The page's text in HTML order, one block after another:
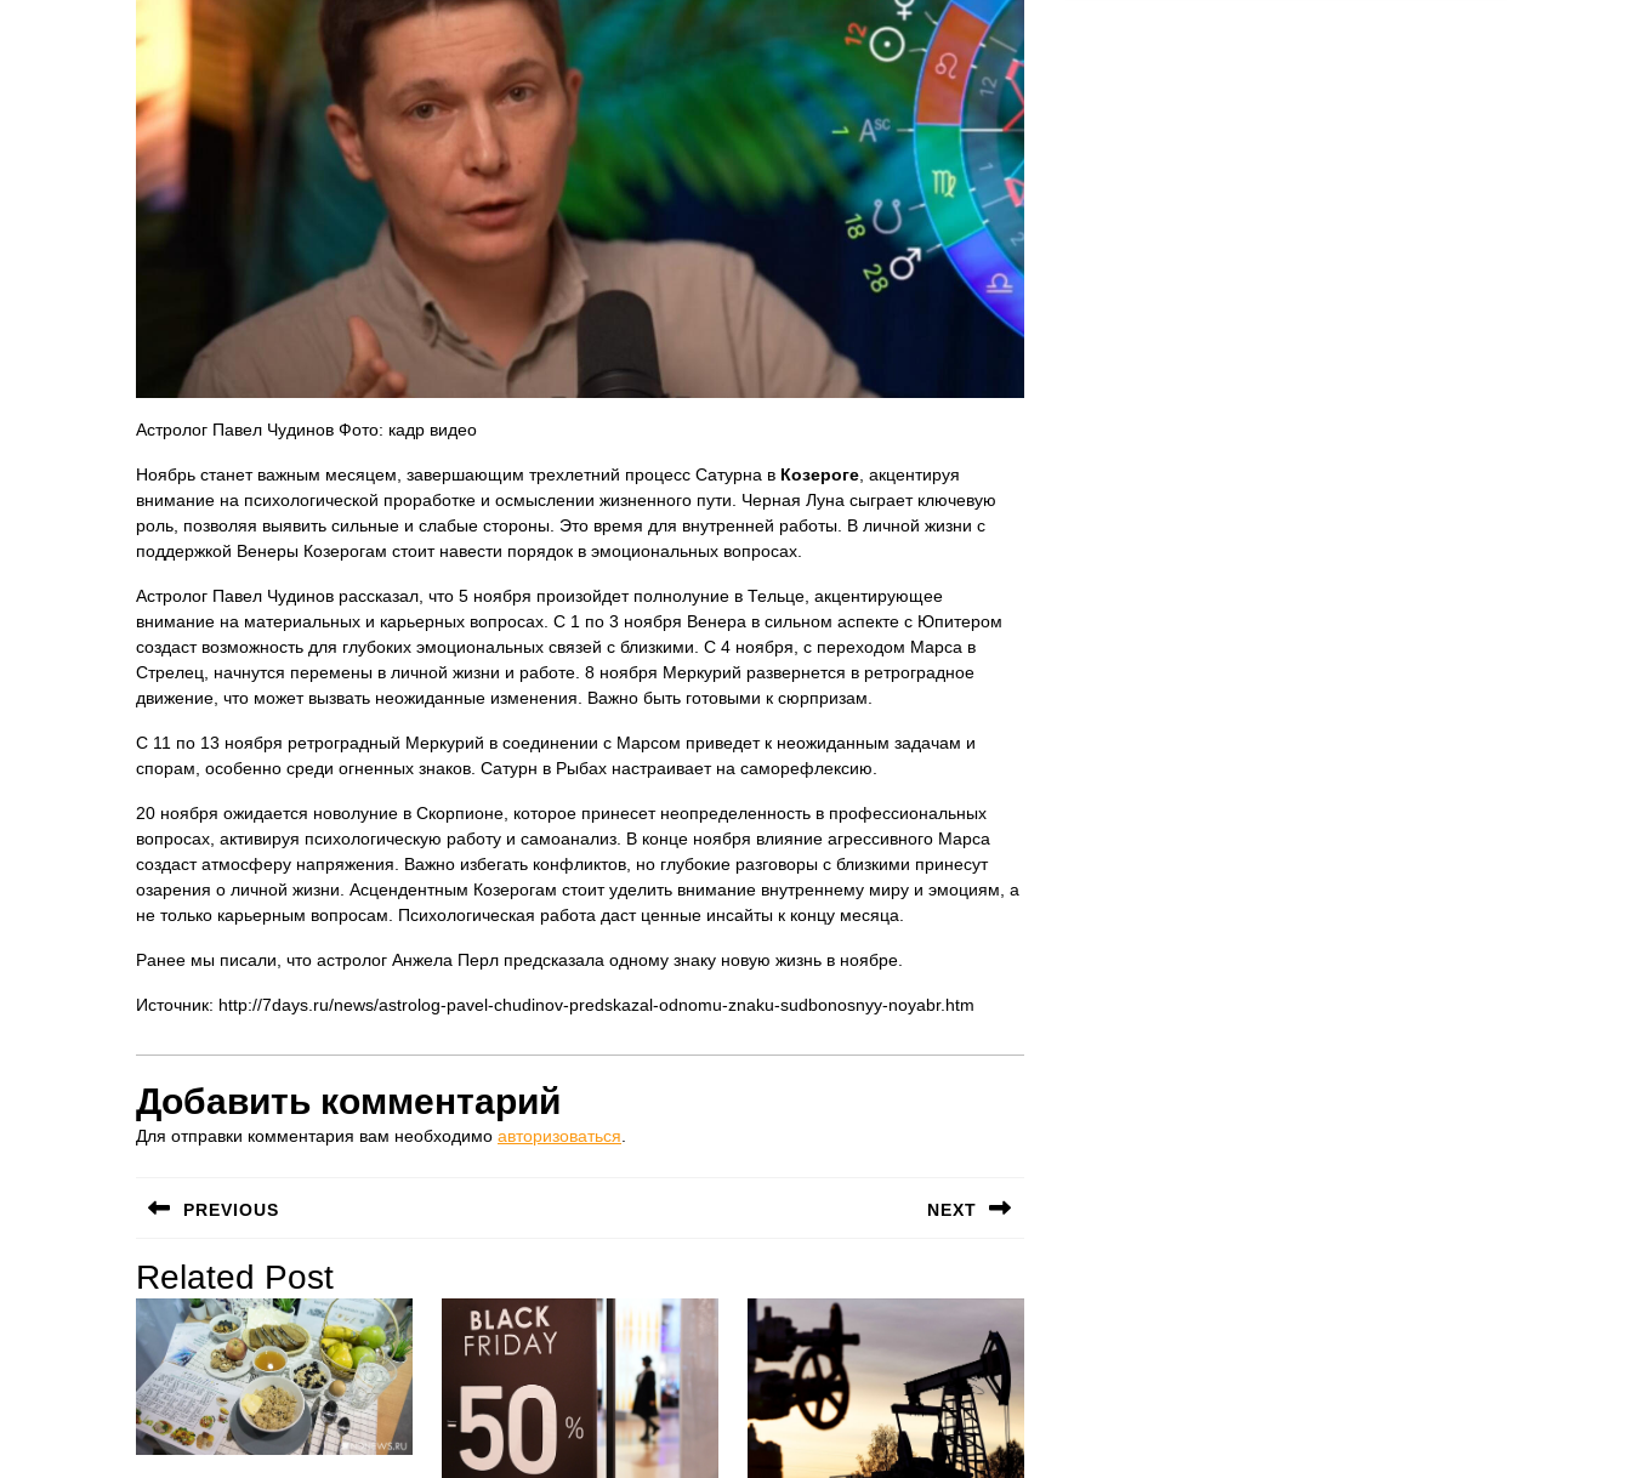
Астролог Павел Чудинов Фото: кадр видео
Ноябрь станет важным месяцем, завершающим трехлетний процесс Сатурна в Козероге , акцентируя
внимание на психологической проработке и осмыслении жизненного пути. Черная Луна сыграет ключевую
роль, позволяя выявить сильные и слабые стороны. Это время для внутренней работы. В личной жизни с
поддержкой Венеры Козерогам стоит навести порядок в эмоциональных вопросах.
Астролог Павел Чудинов рассказал, что 5 ноября произойдет полнолуние в Тельце, акцентирующее
внимание на материальных и карьерных вопросах. С 1 по 3 ноября Венера в сильном аспекте с Юпитером
создаст возможность для глубоких эмоциональных связей с близкими. С 4 ноября, с переходом Марса в
Стрелец, начнутся перемены в личной жизни и работе. 8 ноября Меркурий развернется в ретроградное
движение, что может вызвать неожиданные изменения. Важно быть готовыми к сюрпризам.
С 11 по 13 ноября ретроградный Меркурий в соединении с Марсом приведет к неожиданным задачам и
спорам, особенно среди огненных знаков. Сатурн в Рыбах настраивает на саморефлексию.
20 ноября ожидается новолуние в Скорпионе, которое принесет неопределенность в профессиональных
вопросах, активируя психологическую работу и самоанализ. В конце ноября влияние агрессивного Марса
создаст атмосферу напряжения. Важно избегать конфликтов, но глубокие разговоры с близкими принесут
озарения о личной жизни. Асцендентным Козерогам стоит уделить внимание внутреннему миру и эмоциям, а
не только карьерным вопросам. Психологическая работа даст ценные инсайты к концу месяца.
Ранее мы писали, что астролог Анжела Перл предсказала одному знаку новую жизнь в ноябре.
Источник: http://7days.ru/news/astrolog-pavel-chudinov-predskazal-odnomu-znaku-sudbonosnyy-noyabr.htm
Добавить комментарий
Для отправки комментария вам необходимо авторизоваться
Навигация
записям
PREVIOUS
запись:
NEXT
Related Post